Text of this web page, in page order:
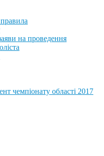
на проведення
чемпіонату області 2017